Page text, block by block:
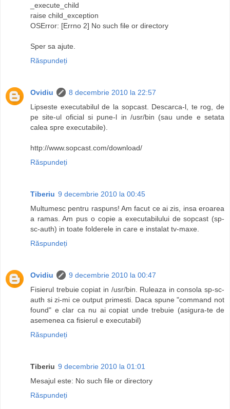
_execute_child
raise child_exception
OSError: [Errno 2] No such file or directory
Sper sa ajute.
Răspundeți
Ovidiu
8 decembrie 2010 la 22:57
Lipseste executabilul de la sopcast. Descarca-l, te rog, de
pe site-ul oficial si pune-l in /usr/bin (sau unde e setata
calea spre executabile).
http://www.sopcast.com/download/
Răspundeți
Tiberiu 9 decembrie 2010 la 00:45
Multumesc pentru raspuns! Am facut ce ai zis, insa eroarea
a ramas. Am pus o copie a executabilului de sopcast (sp-
sc-auth) in toate folderele in care e instalat tv-maxe.
Răspundeți
Ovidiu
9 decembrie 2010 la 00:47
Fisierul trebuie copiat in /usr/bin. Ruleaza in consola sp-sc-
auth si zi-mi ce output primesti. Daca spune "command not
found" e clar ca nu ai copiat unde trebuie (asigura-te de
asemenea ca fisierul e executabil)
Răspundeți
Tiberiu 9 decembrie 2010 la 01:01
Mesajul este: No such file or directory
Răspundeți